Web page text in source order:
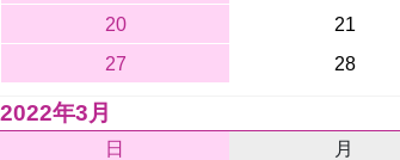
20
21
27
28
2022年3月
日 月